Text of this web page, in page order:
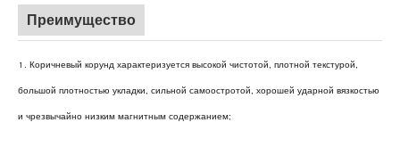
Преимущество
1 . Коричневый корунд характеризуется высокой чистотой, плотной текстурой,
большой плотностью укладки, сильной самоостротой, хорошей ударной вязкостью
и чрезвычайно низким магнитным содержанием;